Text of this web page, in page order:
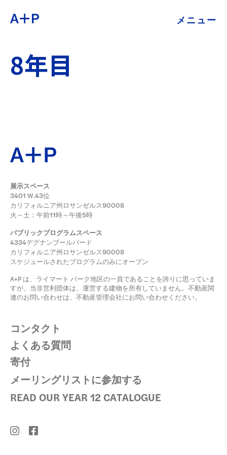
メニュー
教育
展示会
公開プログラム
アーカイブ
寄付
ESPAÑOL
日本語
8年目
展示スペース
3401 W.43位
カリフォルニア州ロサンゼルス90008
火～土：午前11時～午後5時
パブリックプログラムスペース
4334デグナンブールバード
カリフォルニア州ロサンゼルス90008
スケジュールされたプログラムのみにオープン
A+P は、ライマート パーク地区の一員であることを誇りに思っていま
すが、当非営利団体は、運営する建物を所有していません。不動産関
連のお問い合わせは、不動産管理会社にお問い合わせください。
コンタクト
よくある質問
寄付
メーリングリストに参加する
READ OUR YEAR 12 CATALOGUE